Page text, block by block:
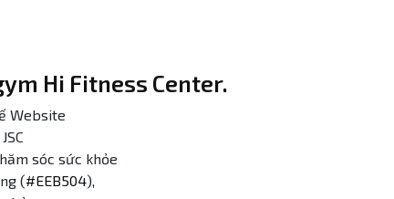
Hi Fitness Center.
Website
sóc sức khỏe
(#EEB504),